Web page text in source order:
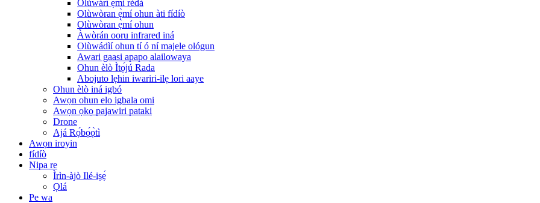
Olùwárí ẹ̀mí rédà
Olùwòran ẹ̀mí ohun àti fídíò
Olùwòran ẹ̀mí ohun
Àwòrán ooru infrared iná
Olùwádìí ohun tí ó ní majele ológun
Awari gaasi apapo alailowaya
Ohun èlò Ìtọ́jú Rada
Abojuto lẹhin iwariri-ilẹ lori aaye
Ohun èlò iná igbó
Awọn ohun elo igbala omi
Awọn ọkọ pajawiri pataki
Drone
Ajá Rọ́bọ́ọ̀tì
Awọn iroyin
fídíò
Nipa re
Ìrìn-àjò Ilé-iṣẹ́
Ọlá
Pe wa